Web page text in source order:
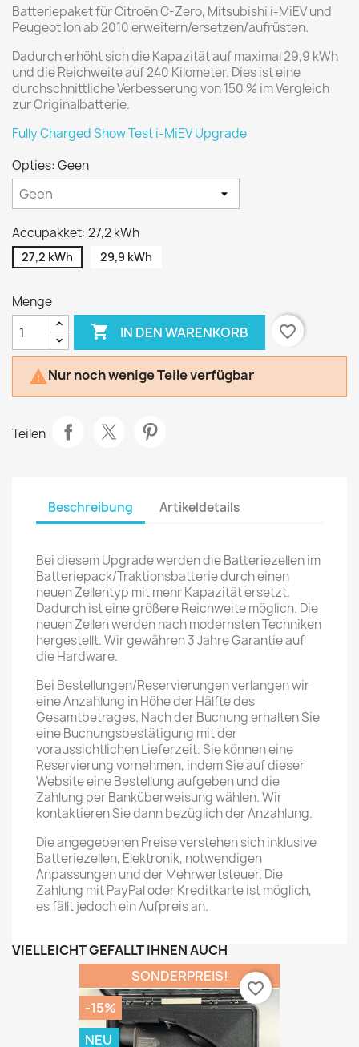
Batteriepaket für Citroën C-Zero, Mitsubishi i-MiEV und
Peugeot Ion ab 2010 erweitern/ersetzen/aufrüsten.
Dadurch erhöht sich die Kapazität auf maximal 29,9 kWh
und die Reichweite auf 240 Kilometer. Dies ist eine
durchschnittliche Verbesserung von 150 % im Vergleich
zur Originalbatterie.
Fully Charged Show Test i-MiEV Upgrade
Opties: Geen
Accupakket: 27,2 kWh
27,2 kWh 29,9 kWh
Menge
 IN DEN WARENKORB favorite_border
Nur noch wenige Teile verfügbar
Teilen
Beschreibung Artikeldetails
Bei diesem Upgrade werden die Batteriezellen im
Batteriepack/Traktionsbatterie durch einen
neuen Zellentyp mit mehr Kapazität ersetzt.
Dadurch ist eine größere Reichweite möglich. Die
neuen Zellen werden nach modernsten Techniken
hergestellt. Wir gewähren 3 Jahre Garantie auf
die Hardware.
Bei Bestellungen/Reservierungen verlangen wir
eine Anzahlung in Höhe der Hälfte des
Gesamtbetrages. Nach der Buchung erhalten Sie
eine Buchungsbestätigung mit der
voraussichtlichen Lieferzeit. Sie können eine
Reservierung vornehmen, indem Sie auf dieser
Website eine Bestellung aufgeben und die
Zahlung per Banküberweisung wählen. Wir
kontaktieren Sie dann bezüglich der Anzahlung.
Die angegebenen Preise verstehen sich inklusive
Batteriezellen, Elektronik, notwendigen
Anpassungen und der Mehrwertsteuer. Die
Zahlung mit PayPal oder Kreditkarte ist möglich,
es fällt jedoch ein Aufpreis an.
VIELLEICHT GEFÄLLT IHNEN AUCH
SONDERPREIS!
-15%
NEU
favorite_border